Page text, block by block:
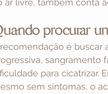
ar livre, também conta
procurar
é buscar
sangramento
para cicatrizar.
sem sintomas, o